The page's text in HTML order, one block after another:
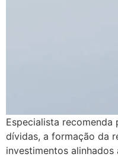
Especialista
dívidas, a formação da
investimentos